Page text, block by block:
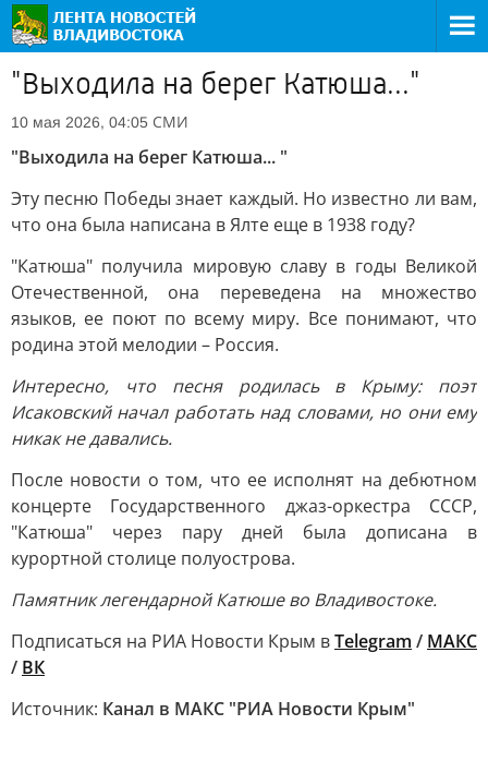
"Выходила на берег Катюша..."
10 мая 2026, 04:05 СМИ
"Выходила на берег Катюша... "
Эту песню Победы знает каждый. Но известно ли вам,
что она была написана в Ялте еще в 1938 году?
"Катюша" получила мировую славу в годы Великой
Отечественной, она переведена на множество
языков, ее поют по всему миру. Все понимают, что
родина этой мелодии – Россия.
Интересно, что песня родилась в Крыму: поэт
Исаковский начал работать над словами, но они ему
никак не давались.
После новости о том, что ее исполнят на дебютном
концерте Государственного джаз-оркестра СССР,
"Катюша" через пару дней была дописана в
курортной столице полуострова.
Памятник легендарной Катюше во Владивостоке.
Подписаться на РИА Новости Крым вTelegram / МАКС
/ ВК
Источник: Канал в МАКС "РИА Новости Крым"